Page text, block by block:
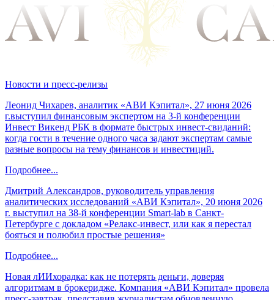
Новости и пресс-релизы
Леонид Чихарев, аналитик «АВИ Кэпитал», 27 июня 2026
г.выступил финансовым экспертом на 3-й конференции
Инвест Викенд РБК в формате быстрых инвест-свиданий:
когда гости в течение одного часа задают экспертам самые
разные вопросы на тему финансов и инвестиций.
Подробнее...
Дмитрий Александров, руководитель управления
аналитических исследований «АВИ Кэпитал», 20 июня 2026
г. выступил на 38-й конференции Smart-lab в Санкт-
Петербурге с докладом «Релакс-инвест, или как я перестал
бояться и полюбил простые решения»
Подробнее...
Новая лИИхорадка: как не потерять деньги, доверяя
алгоритмам в брокеридже. Компания «АВИ Кэпитал» провела